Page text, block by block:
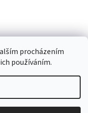
procházením
používáním.
práva vyhrazena.Upravit